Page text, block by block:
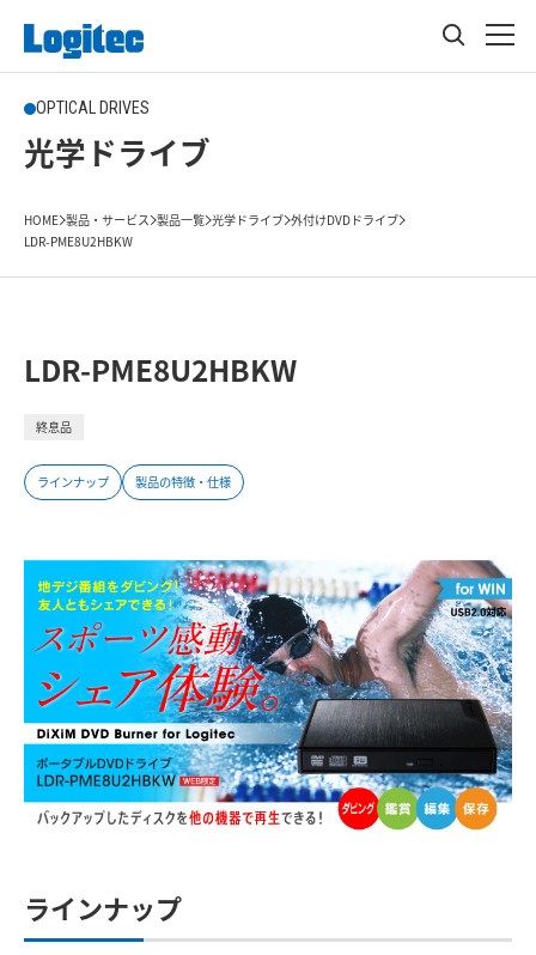
OPTICAL DRIVES
光学ドライブ
HOME 製品・サービス 製品一覧 光学ドライブ 外付けDVDドライブ
LDR-PME8U2HBKW
LDR-PME8U2HBKW
終息品
ラインナップ 製品の特徴・仕様
ラインナップ